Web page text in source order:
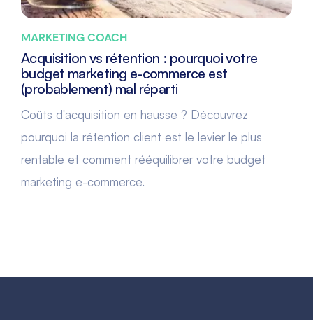
MARKETING COACH
Acquisition vs rétention : pourquoi votre
budget marketing e-commerce est
(probablement) mal réparti
Coûts d'acquisition en hausse ? Découvrez
pourquoi la rétention client est le levier le plus
rentable et comment rééquilibrer votre budget
marketing e-commerce.